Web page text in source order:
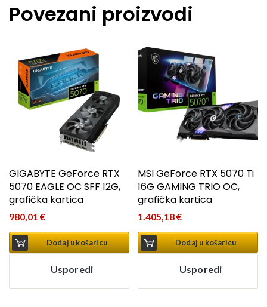
Povezani proizvodi
GIGABYTE GeForce RTX
5070 EAGLE OC SFF 12G,
grafička kartica
980,01 €
Dodaj u košaricu
Usporedi
MSI GeForce RTX 5070 Ti
16G GAMING TRIO OC,
grafička kartica
1.405,18€
Dodaj u košaricu
Usporedi